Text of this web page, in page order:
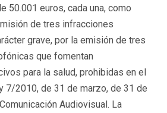
50.001 euros, cada una, como
de tres infracciones
grave, por la emisión de tres
que fomentan
para la salud, prohibidas en el
7/2010, de 31 de marzo, de 31 de
Audiovisual. La